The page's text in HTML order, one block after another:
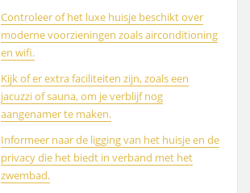
Controleer of het luxe huisje beschikt over
moderne voorzieningen zoals airconditioning
en wifi.
Kijk of er extra faciliteiten zijn, zoals een
jacuzzi of sauna, om je verblijf nog
aangenamer te maken.
Informeer naar de ligging van het huisje en de
privacy die het biedt in verband met het
zwembad.